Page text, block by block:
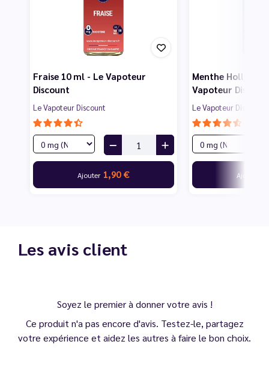
Fraise 10 ml - Le Vapoteur
Discount
Le Vapoteur Discount
Ajouter 1,90 €
Menthe
Vapoteur
Le Vapoteur Discount
Ajouter
Les avis client
Soyez le premier à donner votre avis !
Ce produit n'a pas encore d'avis. Testez-le, partagez
votre expérience et aidez les autres à faire le bon choix.